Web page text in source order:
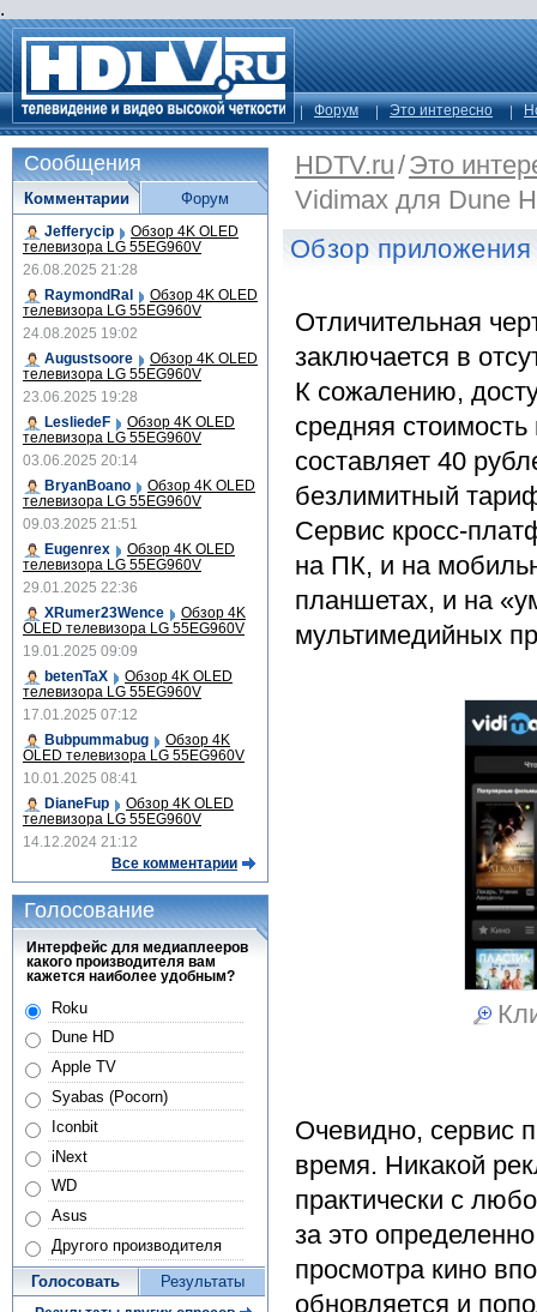
.
Форум Это интересно
HDTV.ru/Это
Vidimax для Dune
Обзор
Отличительная
заключается в
К сожалению,
средняя
составляет 40
безлимитный
Сервис кросс-
на ПК, и на
планшетах, и на
мультимедийных
Очевидно, сервис
время. Никакой
практически с
за это
просмотра кино
обновляется и
Сообщения
Комментарии
Jefferycip Обзор 4K OLED
телевизора LG 55EG960V
26.08.2025 21:28
RaymondRal
Обзор 4K OLED
телевизора LG 55EG960V
24.08.2025 19:02
Augustsoore
Обзор 4K OLED
телевизора LG 55EG960V
23.06.2025 19:28
LesliedeF
Обзор 4K OLED
телевизора LG 55EG960V
03.06.2025 20:14
BryanBoano
Обзор 4K OLED
телевизора LG 55EG960V
09.03.2025 21:51
Eugenrex
Обзор 4K OLED
телевизора LG 55EG960V
29.01.2025 22:36
XRumer23Wence
Обзор 4K
OLED телевизора LG 55EG960V
19.01.2025 09:09
betenTaX
Обзор 4K OLED
телевизора LG 55EG960V
17.01.2025 07:12
Bubpummabug
Обзор 4K
OLED телевизора LG 55EG960V
10.01.2025 08:41
DianeFup
Обзор 4K OLED
телевизора LG 55EG960V
14.12.2024 21:12
Все комментарии
Форум
Голосование
Интерфейс для медиаплееров
какого производителя вам
кажется наиболее удобным?
Roku
Dune HD
Apple TV
Syabas (Pocorn)
Iconbit
iNext
WD
Asus
Другого производителя
Голосовать Результаты